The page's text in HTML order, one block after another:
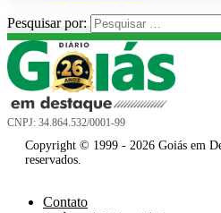
Pesquisar por:
CNPJ: 34.864.532/0001-99
Copyright © 1999 - 2026 Goiás em
reservados.
Contato